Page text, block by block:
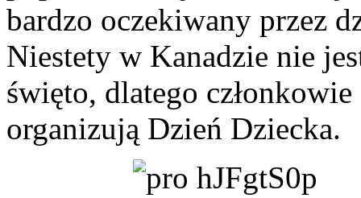
bardzo oczekiwany przez
Niestety w Kanadzie nie
święto, dlatego
organizują Dzień Dziecka.